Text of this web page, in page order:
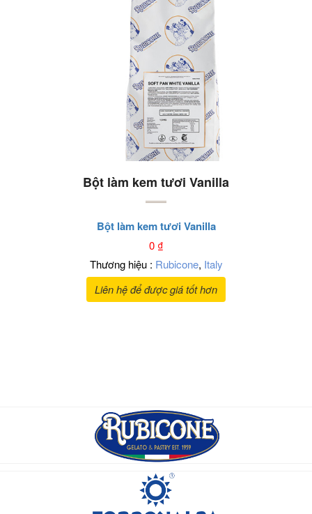
Bột làm kem tươi Vanilla
Bột làm kem tươi Vanilla
0₫
Thương hiệu : Rubicone, Italy
Liên hệ để được giá tốt hơn